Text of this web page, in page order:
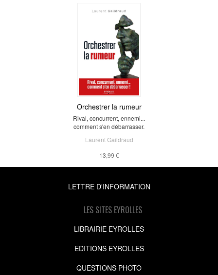
Orchestrer la rumeur
Rival, concurrent, ennemi...
comment s'en débarrasser.
Laurent Gaildraud
13,99 €
LETTRE D'INFORMATION
LES SITES EYROLLES
LIBRAIRIE EYROLLES
EDITIONS EYROLLES
QUESTIONS PHOTO